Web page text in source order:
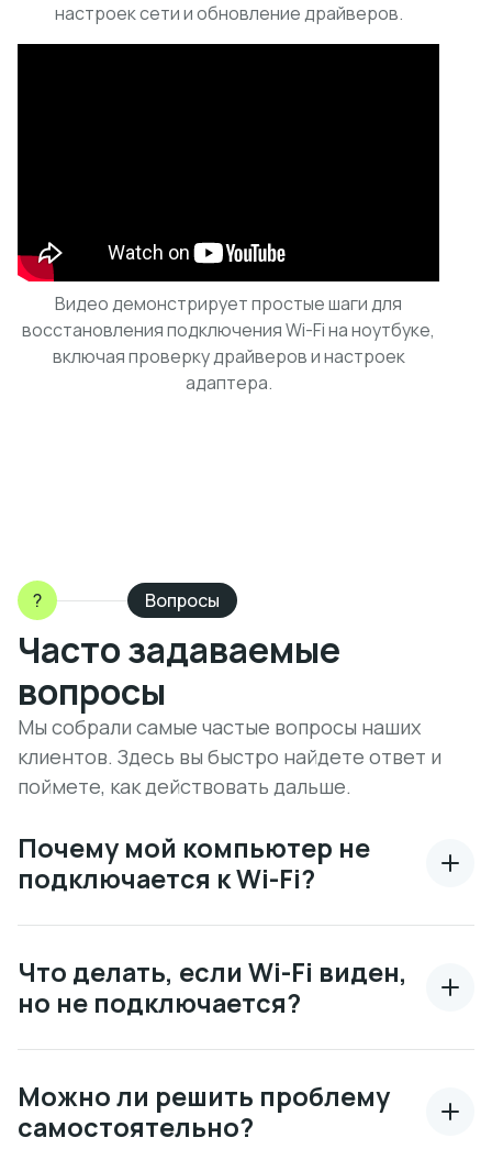
настроек сети и обновление драйверов.
Видео демонстрирует простые шаги для
восстановления подключения Wi-Fi на ноутбуке,
включая проверку драйверов и настроек
адаптера.
? Вопросы
Часто задаваемые
вопросы
Мы собрали самые частые вопросы наших
клиентов. Здесь вы быстро найдете ответ и
поймете, как действовать дальше.
Почему мой компьютер не
подключается к Wi-Fi?
Что делать, если Wi-Fi виден,
но не подключается?
Можно ли решить проблему
самостоятельно?